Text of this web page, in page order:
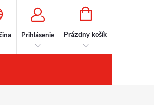
Prihlásenie
NÁKUPNÝ
Prázdny košík